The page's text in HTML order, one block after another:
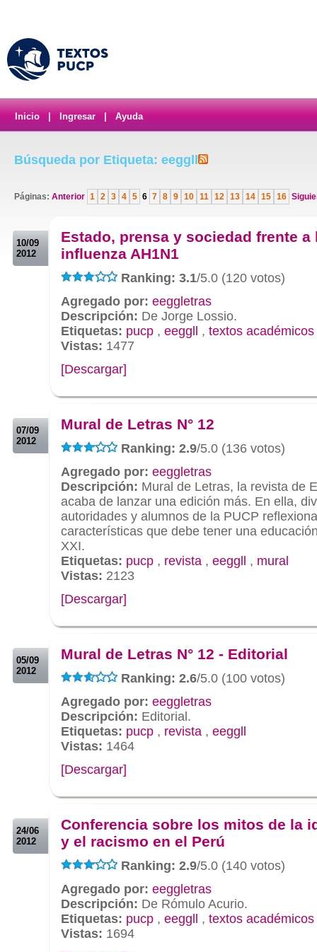
Inicio Ingresar Ayuda
Búsqueda por Etiqueta: eeggll
Páginas: Anterior 1 2 3 4 5 6 7 8 9 10 11 12 13 14 15 16
10/09
2012
Estado, prensa y sociedad frente a
influenza AH1N1
Ranking: 3.1/5.0 (120 votos)
Agregado por: eeggletras
Descripción: De Jorge Lossio.
Etiquetas: pucp , eeggll , textos académicos
Vistas: 1477
[Descargar]
07/09
2012
Mural de Letras N° 12
Ranking: 2.9/5.0 (136 votos)
Agregado por: eeggletras
Descripción: Mural de Letras, la revista de
acaba de lanzar una edición más. En ella,
autoridades y alumnos de la PUCP
características que debe tener una
XXI.
Etiquetas: pucp , revista , eeggll , mural
Vistas: 2123
[Descargar]
05/09
2012
Mural de Letras N° 12 - Editorial
Ranking: 2.6/5.0 (100 votos)
Agregado por: eeggletras
Descripción: Editorial.
Etiquetas: pucp , revista , eeggll
Vistas: 1464
[Descargar]
24/06
2012
Conferencia sobre los mitos de la
y el racismo en el Perú
Ranking: 2.9/5.0 (140 votos)
Agregado por: eeggletras
Descripción: De Rómulo Acurio.
Etiquetas: pucp , eeggll , textos académicos
Vistas: 1694